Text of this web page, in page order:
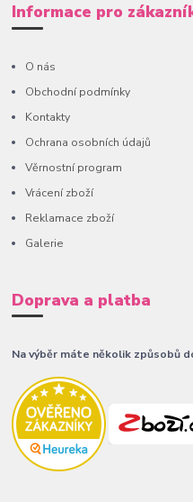
Informace pro
O nás
Obchodní podmínky
Kontakty
Ochrana osobních údajů
Věrnostní program
Vrácení zboží
Reklamace zboží
Galerie
Doprava a platba
Na výběr máte několik způsobů